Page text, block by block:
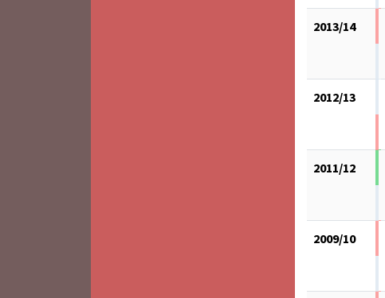
2013/14
2012/13
2011/12
2009/10